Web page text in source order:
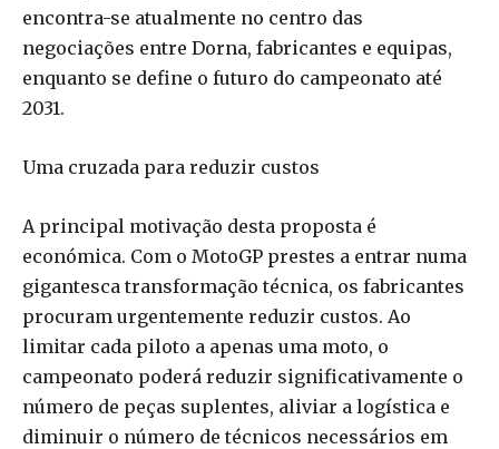
encontra-se atualmente no centro das
negociações entre Dorna, fabricantes e equipas,
enquanto se define o futuro do campeonato até
2031.
Uma cruzada para reduzir custos
A principal motivação desta proposta é
económica. Com o MotoGP prestes a entrar numa
gigantesca transformação técnica, os fabricantes
procuram urgentemente reduzir custos. Ao
limitar cada piloto a apenas uma moto, o
campeonato poderá reduzir significativamente o
número de peças suplentes, aliviar a logística e
diminuir o número de técnicos necessários em